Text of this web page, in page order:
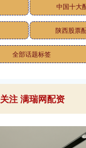
中国十大
陕西股票
全部话题标签
关注 满瑞网配资